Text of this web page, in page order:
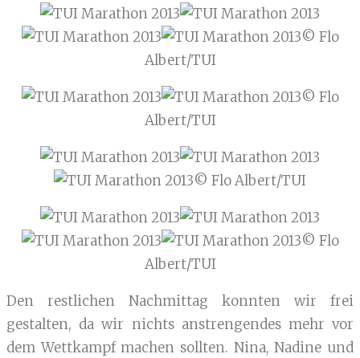
© Flo
Albert/TUI
© Flo
Albert/TUI
© Flo Albert/TUI
© Flo
Albert/TUI
Den restlichen Nachmittag konnten wir frei
gestalten, da wir nichts anstrengendes mehr vor
dem Wettkampf machen sollten. Nina, Nadine und